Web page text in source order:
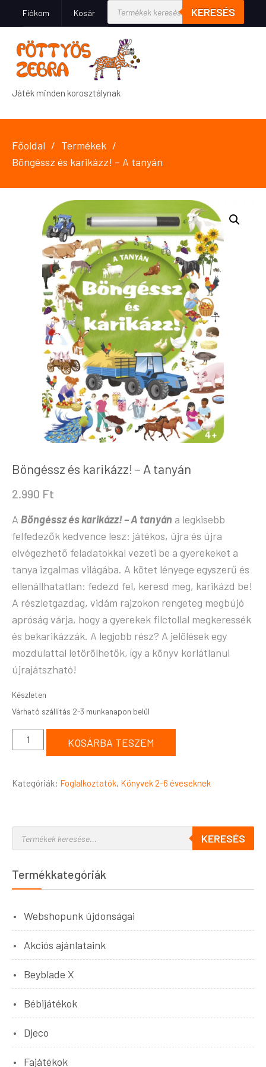
Fiókom Kosár KERESÉS
Játék minden korosztálynak
Főoldal
Termékek
Böngéssz és karikázz! – A tanyán
Böngéssz és karikázz! – A tanyán
2.990 Ft
A Böngéssz és karikázz! – A tanyán a legkisebb
felfedezők kedvence lesz: játékos, újra és újra
elvégezhető feladatokkal vezeti be a gyerekeket a
tanya izgalmas világába. A kötet lényege egyszerű és
ellenállhatatlan: fedezd fel, keresd meg, karikázd be!
A részletgazdag, vidám rajzokon rengeteg megbújó
apróság várja, hogy a gyerekek filctollal megkeressék
és bekarikázzák. A legjobb rész? A jelölések egy
mozdulattal letörölhetők, így a könyv korlátlanul
újrajátszható!
Készleten
KOSÁRBA TESZEM
Kategóriák: Foglalkoztatók, Könyvek 2-6 éveseknek
KERESÉS
Termékkategóriák
Webshopunk újdonságai
Akciós ajánlataink
Beyblade X
Bébijátékok
Djeco
Fajátékok